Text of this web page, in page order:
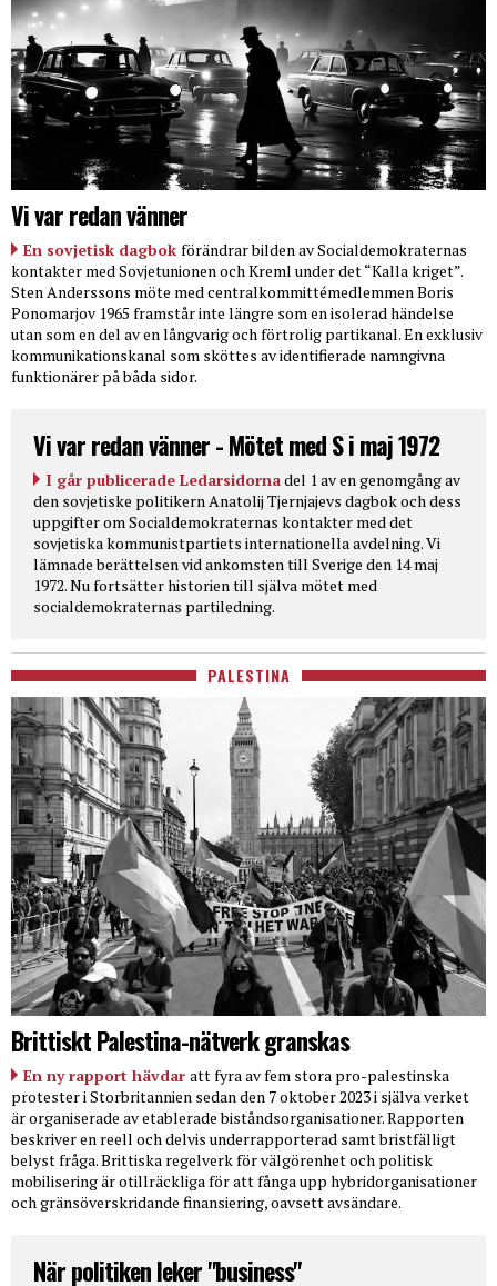
Vi var redan vänner
En sovjetisk dagbok förändrar bilden av Socialdemokraternas
kontakter med Sovjetunionen och Kreml under det “Kalla kriget”.
Sten Anderssons möte med centralkommittémedlemmen Boris
Ponomarjov 1965 framstår inte längre som en isolerad händelse
utan som en del av en långvarig och förtrolig partikanal. En exklusiv
kommunikationskanal som sköttes av identifierade namngivna
funktionärer på båda sidor.
Vi var redan vänner - Mötet med S i maj 1972
I går publicerade Ledarsidornadel 1 av en genomgång av
den sovjetiske politikern Anatolij Tjernjajevs dagbok och dess
uppgifter om Socialdemokraternas kontakter med det
sovjetiska kommunistpartiets internationella avdelning. Vi
lämnade berättelsen vid ankomsten till Sverige den 14 maj
1972. Nu fortsätter historien till själva mötet med
socialdemokraternas partiledning.
PALESTINA
Brittiskt Palestina-nätverk granskas
En ny rapport hävdar att fyra av fem stora pro-palestinska
protester i Storbritannien sedan den 7 oktober 2023 i själva verket
är organiserade av etablerade biståndsorganisationer. Rapporten
beskriver en reell och delvis underrapporterad samt bristfälligt
belyst fråga. Brittiska regelverk för välgörenhet och politisk
mobilisering är otillräckliga för att fånga upp hybridorganisationer
och gränsöverskridande finansiering, oavsett avsändare.
När politiken leker "business"